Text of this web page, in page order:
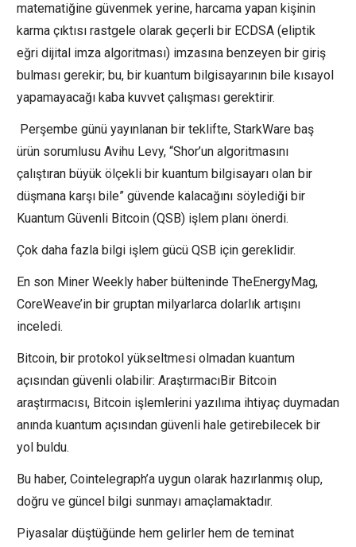
matematiğine güvenmek yerine, harcama yapan kişinin
karma çıktısı rastgele olarak geçerli bir ECDSA (eliptik
eğri dijital imza algoritması) imzasına benzeyen bir giriş
bulması gerekir; bu, bir kuantum bilgisayarının bile kısayol
yapamayacağı kaba kuvvet çalışması gerektirir.
Perşembe günü yayınlanan bir teklifte, StarkWare baş
ürün sorumlusu Avihu Levy, “Shor’un algoritmasını
çalıştıran büyük ölçekli bir kuantum bilgisayarı olan bir
düşmana karşı bile” güvende kalacağını söylediği bir
Kuantum Güvenli Bitcoin (QSB) işlem planı önerdi.
Çok daha fazla bilgi işlem gücü QSB için gereklidir.
En son Miner Weekly haber bülteninde TheEnergyMag,
CoreWeave’in bir gruptan milyarlarca dolarlık artışını
inceledi.
Bitcoin, bir protokol yükseltmesi olmadan kuantum
açısından güvenli olabilir: AraştırmacıBir Bitcoin
araştırmacısı, Bitcoin işlemlerini yazılıma ihtiyaç duymadan
anında kuantum açısından güvenli hale getirebilecek bir
yol buldu.
Bu haber, Cointelegraph’a uygun olarak hazırlanmış olup,
doğru ve güncel bilgi sunmayı amaçlamaktadır.
Piyasalar düştüğünde hem gelirler hem de teminat